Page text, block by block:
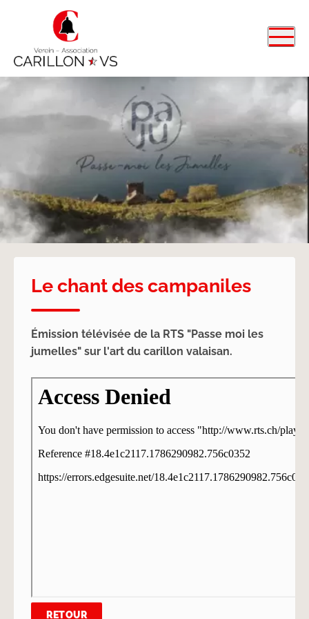
Le chant des campaniles
Émission télévisée de la RTS "Passe moi les
jumelles" sur l'art du carillon valaisan.
RETOUR